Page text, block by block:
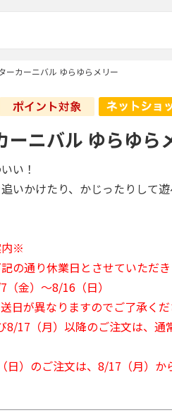
ーカーニバル ゆらゆらメリー
ーニバル ゆらゆら
い！
いかけたり、かじったりして
内※
の通り休業日とさせていただき
（金）～8/16（日）
日が異なりますのでご了承くだ
8/17（月）以降のご注文は、通
日）のご注文は、8/17（月）か